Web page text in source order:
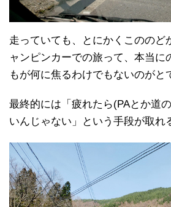
走っていても、とにかくこののど
ャンピンカーでの旅って、本当に
もが何に焦るわけでもないのがと
最終的には「疲れたら(PAとか道
いんじゃない」という手段が取れ